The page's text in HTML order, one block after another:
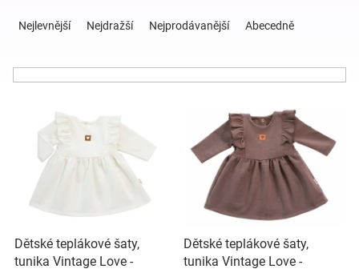
výbava
Hračky
ů
Nejlevnější Nejdražší Nejprodávanější Abecedně
o
dDětské teplákové šaty,
tunika Vintage Love -
Dětské teplákové šaty,
tunika Vintage Love -